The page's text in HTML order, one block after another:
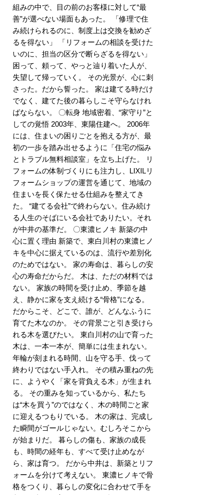
組みの中で、目の前のお客様に対して“最
善”が選べない場面もあった。 「修理で住
み続けられるのに、制度上は交換を勧めざ
るを得ない」 「リフォームの相談を受けた
いのに、担当の区分で断らざるを得ない」
困って、頼って、やっと辿り着いた人が、
失望して帰っていく。 その光景が、心に刺
さった。だから誓った。 家は建てる時だけ
でなく、建てた後の暮らしこそ守らなけれ
ばならない。 〇転身 地域密着、“家守り”と
しての覚悟 2003年、東陽住建へ。 2006年
には、住まいの困りごとを抱える方が、最
初の一歩を踏み出せるように「住宅の悩み
とトラブル無料相談室」を立ち上げた。 リ
フォームの体制づくりにも注力し、LIXILリ
フォームショップの運営を通じて、地域の
住まいを長く保たせる仕組みを整えてき
た。 “建てる会社”で終わらない。住み続け
る人生のそばにいる会社でありたい。それ
が中井の基準だ。 〇東濃ヒノキ 新築の中
心に置く理由 新築で、東白川村の東濃ヒノ
キを中心に据えているのは、流行や差別化
のためではない。 家の寿命は、暮らしの安
心の寿命だからだ。 木は、ただの材料では
ない。 家族の時間を受け止め、季節を越
え、静かに家を支え続ける“骨格”になる。
だからこそ、どこで、誰が、どんなふうに
育てた木なのか。 その背景ごと引き受けら
れる木を選びたい。 東白川村の山で育った
木は、一本一本が、簡単には生まれない。
年輪が刻まれる時間、山を守る手、伐って
終わりではない手入れ。 その積み重ねの先
に、ようやく「家を背負える木」が生まれ
る。 その重みを知っているから、私たち
は“木を買う”のではなく、木の時間ごと家
に迎えるつもりでいる。 木の家は、完成し
た瞬間がゴールじゃない。むしろそこから
が始まりだ。 暮らしの傷も、家族の成長
も、時間の経年も、すべて受け止めなが
ら、家は育つ。 だから中井は、新築とリフ
ォームを分けて考えない。 東濃ヒノキで骨
格をつくり、暮らしの変化に合わせて手を